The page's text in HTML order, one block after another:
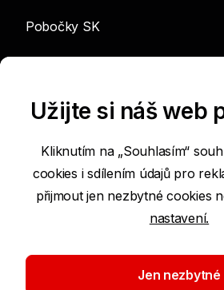
Pobočky SK
info@sgef.cz
Prohlášení o přístupnosti
Podmínky používání internetových
Nastavení cookies
Užijte si náš web
Kliknutím na „Souhlasím“
cookies i sdílením údajů pro
přijmout jen nezbytné cookies
nastavení.
Jen nezbytné